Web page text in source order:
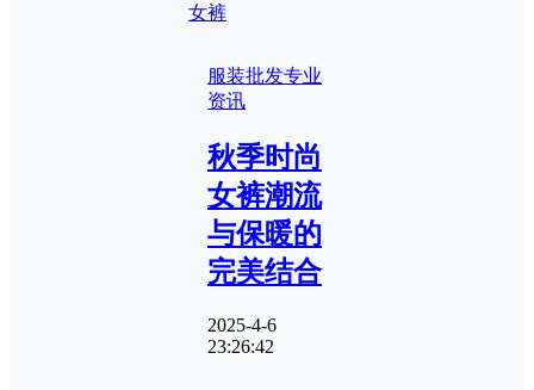
女裤
服装批发专业
资讯
秋季时尚
女裤潮流
与保暖的
完美结合
2025-4-6
23:26:42